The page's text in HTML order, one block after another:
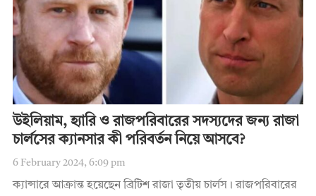
উইলিয়াম, হ্যারি ও রাজপরিবারের সদস্যদের জন্য রাজা
চার্লসের ক্যানসার কী পরিবর্তন নিয়ে আসবে?
6 February 2024, 6:09 pm
ক্যান্সারে আক্রান্ত হয়েছেন ব্রিটিশ রাজা তৃতীয় চার্লস। রাজপরিবারের